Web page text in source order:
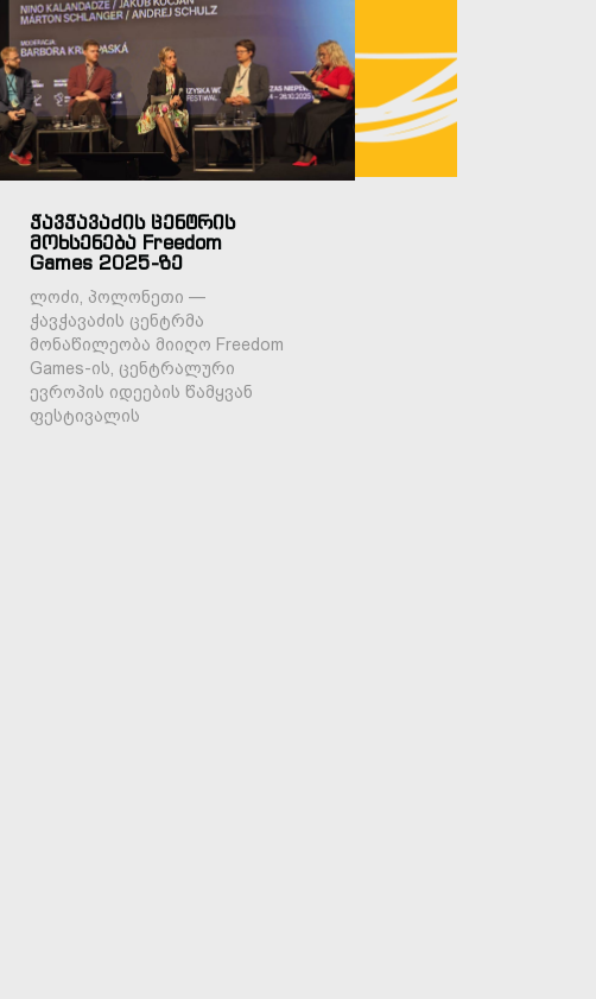
ჭავჭავაძის ცენტრის
მოხსენება Freedom
Games 2025-ზე
ლოძი, პოლონეთი —
ჭავჭავაძის ცენტრმა
მონაწილეობა მიიღო Freedom
Games-ის, ცენტრალური
ევროპის იდეების წამყვან
ფესტივალის